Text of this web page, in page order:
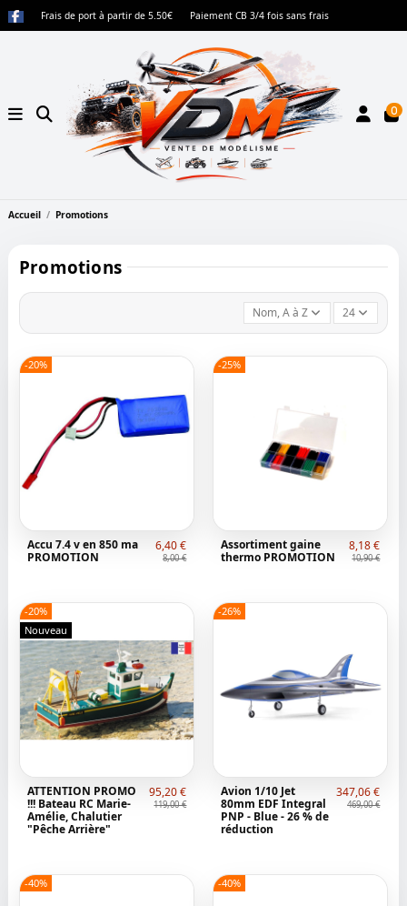
Frais de port à partir de 5.50€ Paiement CB 3/4 fois sans frais
0
Accueil Promotions
Promotions
Nom, A à Z 24
-20%
Accu 7.4 v en 850 ma
PROMOTION
6,40 €
8,00 €
-25%
Assortiment gaine
thermo PROMOTION
8,18 €
10,90 €
-20%
Nouveau
ATTENTION PROMO
!!! Bateau RC Marie-
Amélie, Chalutier
"Pêche Arrière"
95,20 €
119,00 €
-26%
Avion 1/10 Jet
80mm EDF Integral
PNP - Blue - 26 % de
réduction
347,06 €
469,00 €
-40% -40%